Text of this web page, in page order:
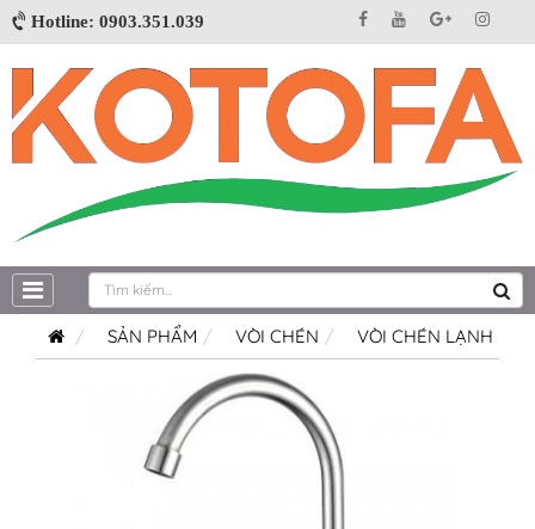
Hotline: 0903.351.039
SẢN PHẨM VÒI CHÉN VÒI CHÉN LẠNH